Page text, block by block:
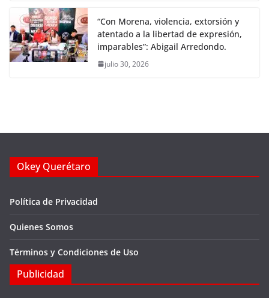
“Con Morena, violencia, extorsión y
atentado a la libertad de expresión,
imparables”: Abigail Arredondo.
julio 30, 2026
Okey Querétaro
Política de Privacidad
Quienes Somos
Términos y Condiciones de Uso
Publicidad